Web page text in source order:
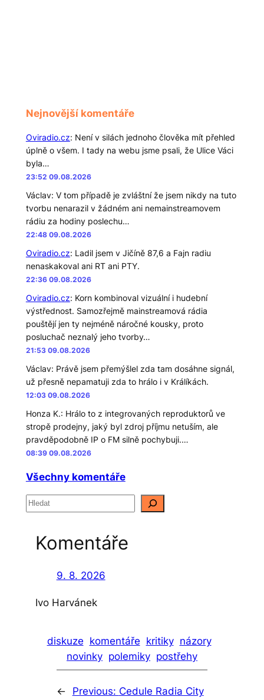
Nejnovější komentáře
Oviradio.cz: Není v silách jednoho člověka mít přehled
úplně o všem. I tady na webu jsme psali, že Ulice Váci
byla…
23:52 09.08.2026
Václav: V tom případě je zvláštní že jsem nikdy na tuto
tvorbu nenarazil v žádném ani nemainstreamovem
rádiu za hodiny poslechu…
22:48 09.08.2026
Oviradio.cz: Ladil jsem v Jičíně 87,6 a Fajn radiu
nenaskakoval ani RT ani PTY.
22:36 09.08.2026
Oviradio.cz: Korn kombinoval vizuální i hudební
výstřednost. Samozřejmě mainstreamová rádia
pouštějí jen ty nejméně náročné kousky, proto
posluchač neznalý jeho tvorby…
21:53 09.08.2026
Václav: Právě jsem přemýšlel zda tam dosáhne signál,
už přesně nepamatuji zda to hrálo i v Králíkách.
12:03 09.08.2026
Honza K.: Hrálo to z integrovaných reproduktorů ve
stropě prodejny, jaký byl zdroj příjmu netuším, ale
pravděpodobně IP o FM silně pochybuji.…
08:39 09.08.2026
Všechny komentáře
H
l
Komentáře
9. 8. 2026
Ivo Harvánek
diskuze komentáře kritiky názory
novinky polemiky postřehy
← Previous: Cedule Radia City